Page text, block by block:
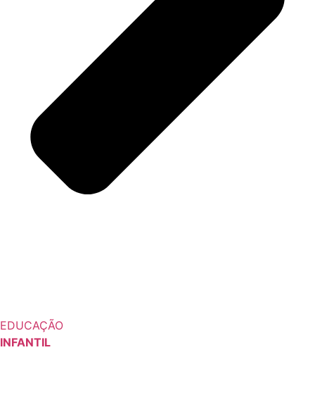
EDUCAÇÃO
INFANTIL